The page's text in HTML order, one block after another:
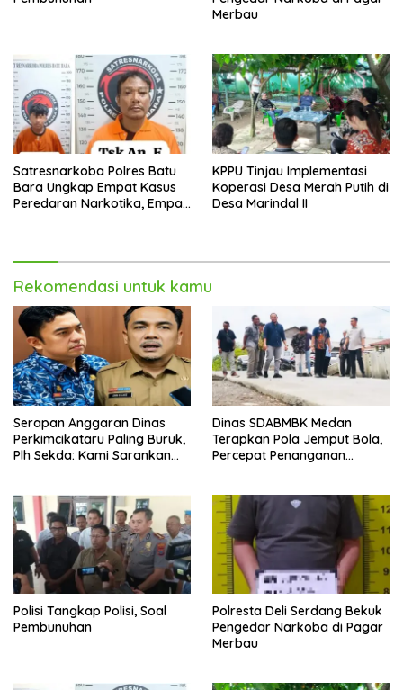
Merbau
Satresnarkoba Polres Batu
Bara Ungkap Empat Kasus
Peredaran Narkotika, Empat
KPPU Tinjau Implementasi
Koperasi Desa Merah Putih di
Desa Marindal II
Rekomendasi untuk kamu
Serapan Anggaran Dinas
Perkimcikataru Paling Buruk,
Plh Sekda: Kami Sarankan
Dinas SDABMBK Medan
Terapkan Pola Jemput Bola,
Percepat Penanganan
Polisi Tangkap Polisi, Soal
Pembunuhan
Polresta Deli Serdang Bekuk
Pengedar Narkoba di Pagar
Merbau